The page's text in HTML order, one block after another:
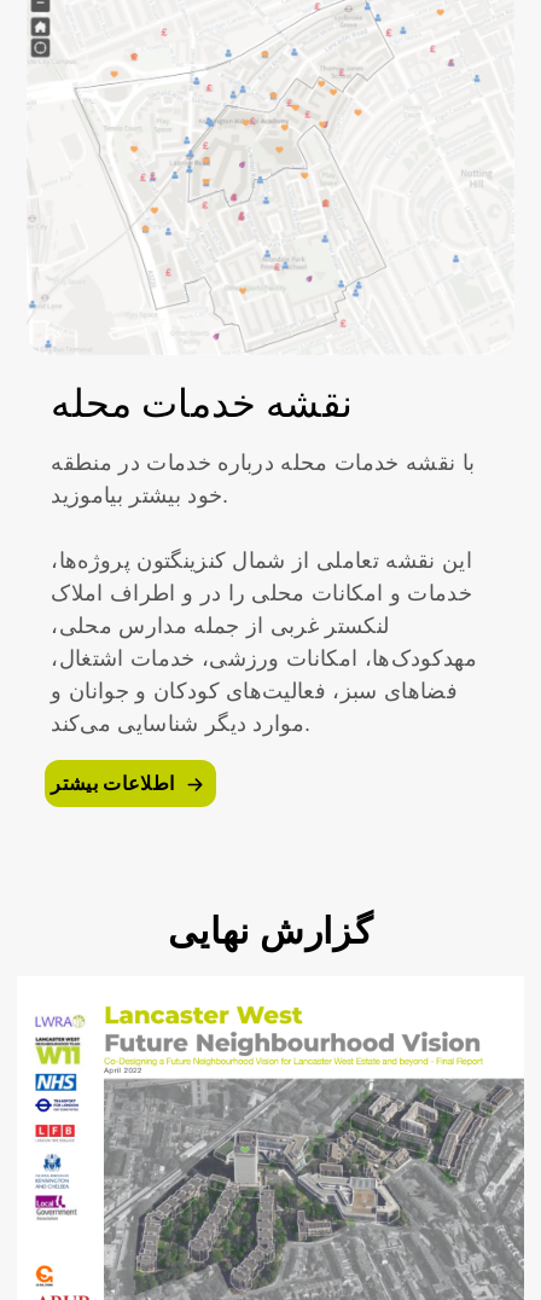
نقشه خدمات محله
با نقشه خدمات محله درباره خدمات در منطقه
خود بیشتر بیاموزید.
این نقشه تعاملی از شمال کنزینگتون پروژه‌ها،
خدمات و امکانات محلی را در و اطراف املاک
لنکستر غربی از جمله مدارس محلی،
مهدکودک‌ها، امکانات ورزشی، خدمات اشتغال،
فضاهای سبز، فعالیت‌های کودکان و جوانان و
موارد دیگر شناسایی می‌کند.
اطلاعات بیشتر
گزارش نهایی